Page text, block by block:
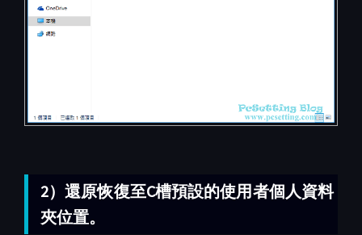
2）還原恢復至C槽預設的使用者個人資料
夾位置。